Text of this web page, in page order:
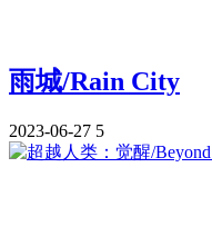
雨城/Rain City
2023-06-27 5